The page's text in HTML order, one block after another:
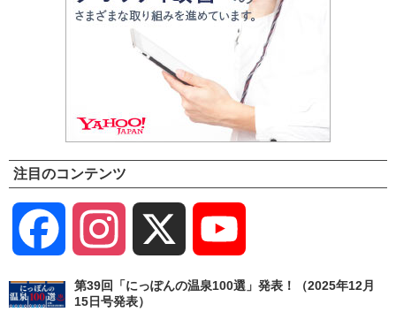
注目のコンテンツ
Facebook Instagram
Channel
第39回「にっぽんの温泉100選」発表！（2025年12月
15日号発表）